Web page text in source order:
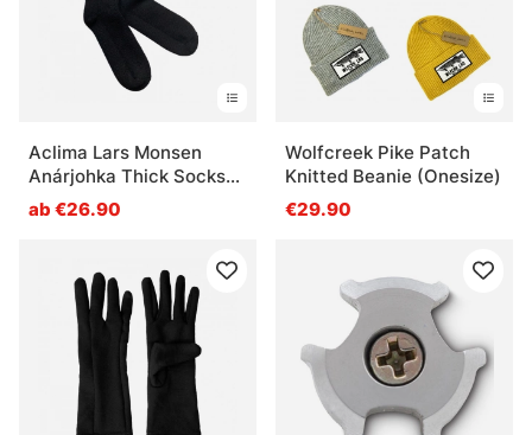
Aclima Lars Monsen
Anárjohka Thick Socks
Jet Black
ab €26.90
Wolfcreek Pike Patch
Knitted Beanie (Onesize)
€29.90